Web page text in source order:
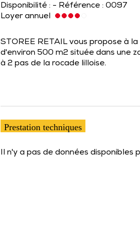
Disponibilité : - Référence : 0097
Loyer annuel
STOREE RETAIL vous propose à
d'environ 500 m2 située dans une
à 2 pas de la rocade lilloise.
Prestation techniques
Il n'y a pas de données disponibles